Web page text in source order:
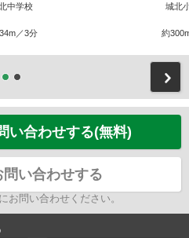
中学校
／3分
城北
約
い合わせする(無料)
問い合わせする
お問い合わせください。